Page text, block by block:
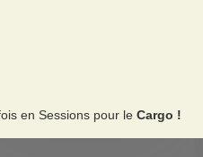
en Sessions pour le Cargo !